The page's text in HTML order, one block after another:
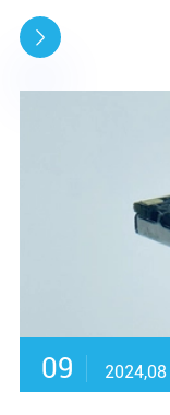

09 2024,08